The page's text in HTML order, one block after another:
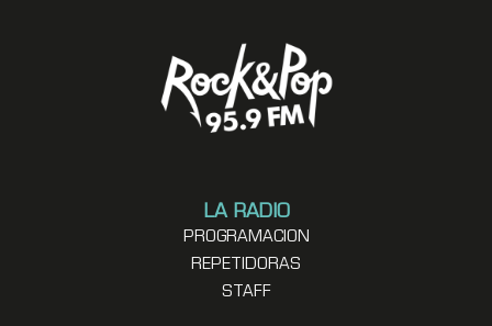
LA RADIO
PROGRAMACION
REPETIDORAS
STAFF